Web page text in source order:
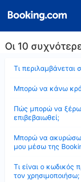
Οι 10
Τι περιλαμβάνεται
Μπορώ να κάνω
Πώς μπορώ να ξέρω
επιβεβαιωθεί;
Μπορώ να ακυρώσω
μου μέσω της
Τι είναι ο
τον χρησιμοποιήσω;